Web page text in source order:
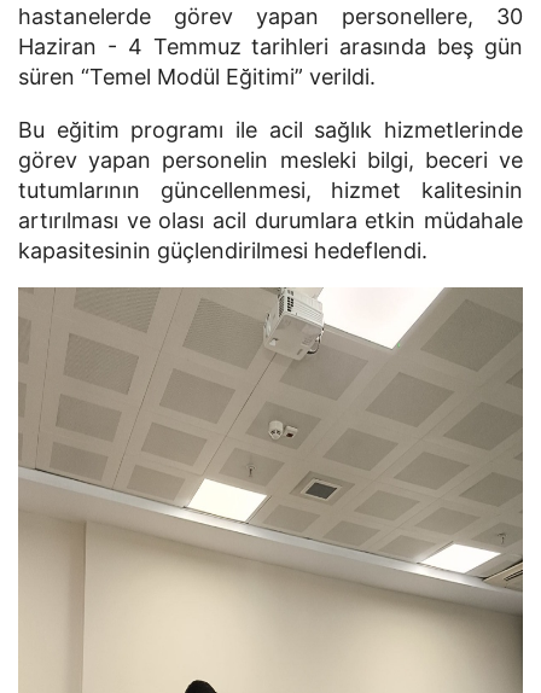
hastanelerde görev yapan personellere, 30
Haziran - 4 Temmuz tarihleri arasında beş gün
süren “Temel Modül Eğitimi” verildi.
Bu eğitim programı ile acil sağlık hizmetlerinde
görev yapan personelin mesleki bilgi, beceri ve
tutumlarının güncellenmesi, hizmet kalitesinin
artırılması ve olası acil durumlara etkin müdahale
kapasitesinin güçlendirilmesi hedeflendi.